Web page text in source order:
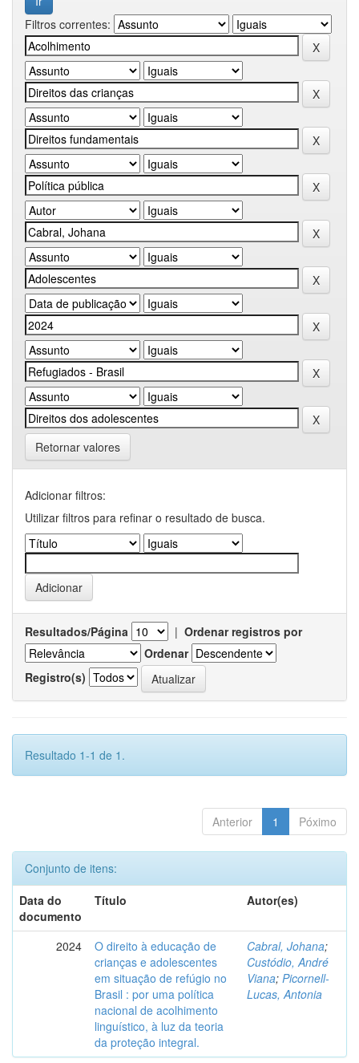
Filtros correntes:
Retornar valores
Adicionar filtros:
Utilizar filtros para refinar o resultado de busca.
Resultados/Página | Ordenar registros por
Ordenar
Registro(s)
Resultado 1-1 de 1.
Anterior 1 Póximo
Conjunto de itens:
Data do
documento
Título Autor(es)
2024
O direito à educação de
crianças e adolescentes
em situação de refúgio no
Brasil : por uma política
nacional de acolhimento
linguístico, à luz da teoria
da proteção integral.
Cabral, Johana;
Custódio, André
Viana; Picornell-
Lucas, Antonia